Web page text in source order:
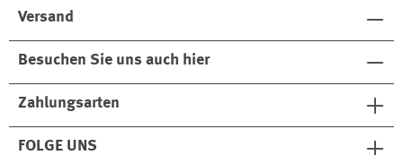
Versand
Besuchen Sie uns auch hier
Zahlungsarten
FOLGE UNS